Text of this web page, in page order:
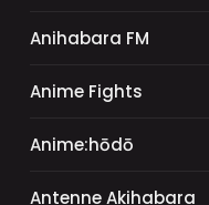
Anihabara FM
Anime Fights
Anime:hōdō
Antenne Akihabara